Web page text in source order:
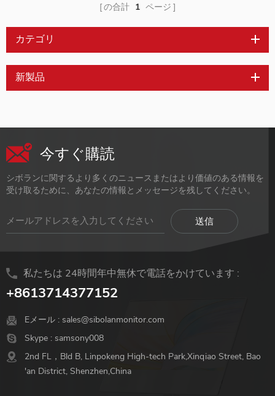
の合計 1 ページ
カテゴリ
新製品
今すぐ購読
シボランに関するより多くのニュースまたはより価値のある情報を
受け取るために、あなたの情報とメッセージを残してください。
私たちは 24時間年中無休で電話をかけています :
+8613714377152
Eメール : sales@sibolanmonitor.com
Skype : samsony008
2nd FL，Bld B, Linpokeng High-tech Park,Xinqiao Street, Bao
'an District, Shenzhen,China